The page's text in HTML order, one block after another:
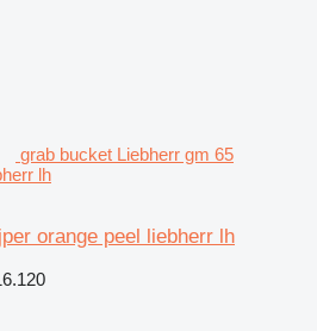
grab bucket Liebherr gm 65
lh
orange peel liebherr lh